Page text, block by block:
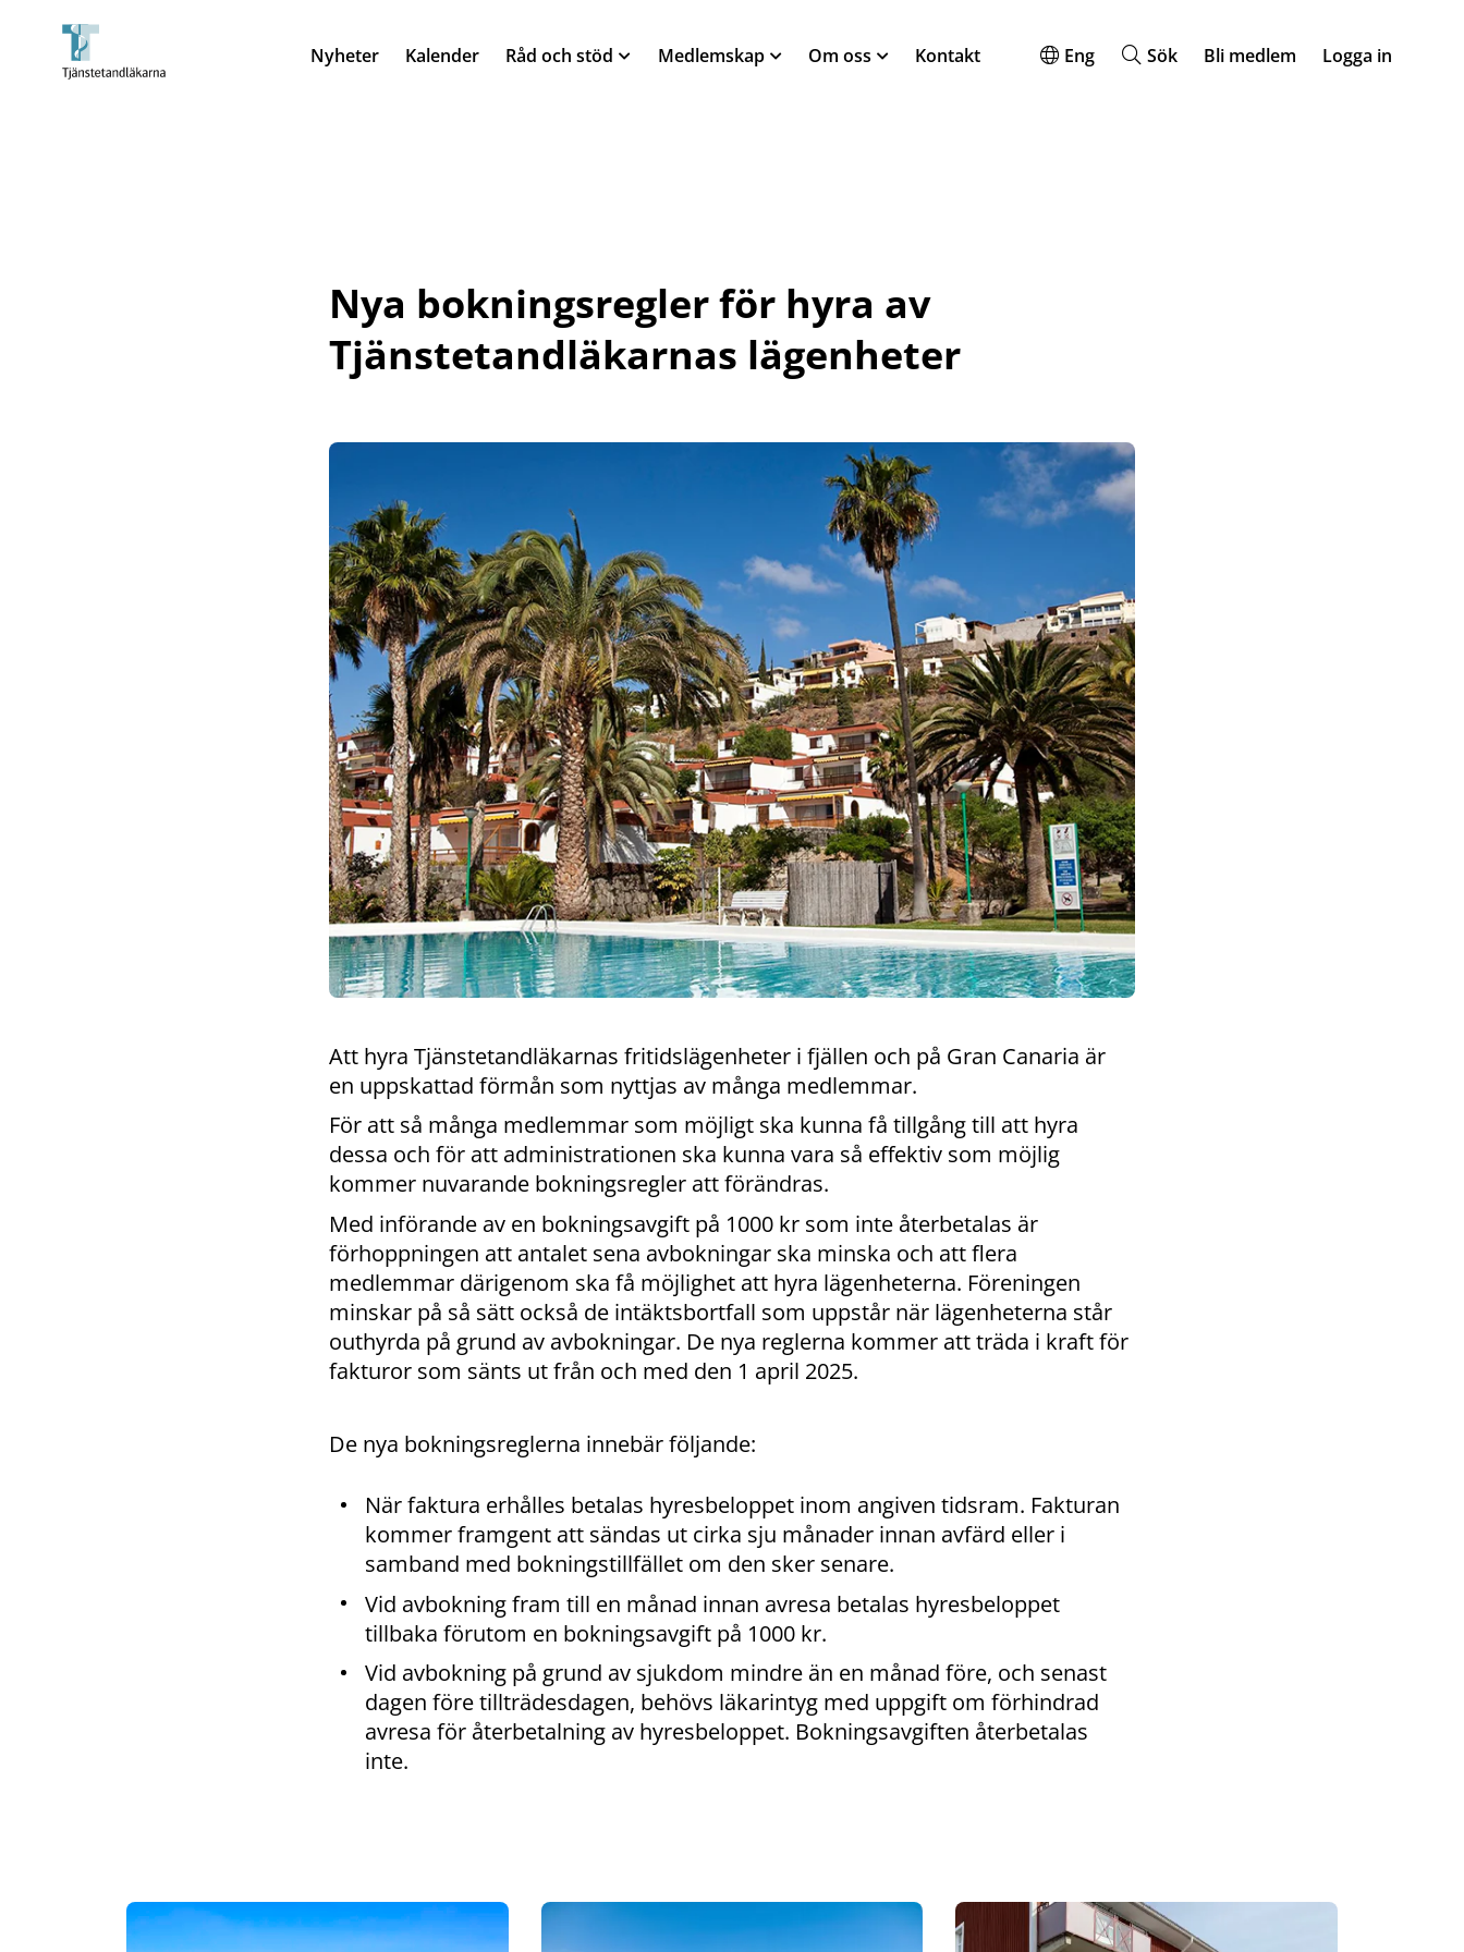
Nyheter Kalender Råd och stöd Medlemskap Om oss Kontakt Eng Sök Bli medlem Logga in
Nya bokningsregler för hyra av
Tjänstetandläkarnas lägenheter
Att hyra Tjänstetandläkarnas fritidslägenheter i fjällen och på Gran Canaria är
en uppskattad förmån som nyttjas av många medlemmar.
För att så många medlemmar som möjligt ska kunna få tillgång till att hyra
dessa och för att administrationen ska kunna vara så effektiv som möjlig
kommer nuvarande bokningsregler att förändras.
Med införande av en bokningsavgift på 1000 kr som inte återbetalas är
förhoppningen att antalet sena avbokningar ska minska och att flera
medlemmar därigenom ska få möjlighet att hyra lägenheterna. Föreningen
minskar på så sätt också de intäktsbortfall som uppstår när lägenheterna står
outhyrda på grund av avbokningar. De nya reglerna kommer att träda i kraft för
fakturor som sänts ut från och med den 1 april 2025.
De nya bokningsreglerna innebär följande:
När faktura erhålles betalas hyresbeloppet inom angiven tidsram. Fakturan
kommer framgent att sändas ut cirka sju månader innan avfärd eller i
samband med bokningstillfället om den sker senare.
Vid avbokning fram till en månad innan avresa betalas hyresbeloppet
tillbaka förutom en bokningsavgift på 1000 kr.
Vid avbokning på grund av sjukdom mindre än en månad före, och senast
dagen före tillträdesdagen, behövs läkarintyg med uppgift om förhindrad
avresa för återbetalning av hyresbeloppet. Bokningsavgiften återbetalas
inte.